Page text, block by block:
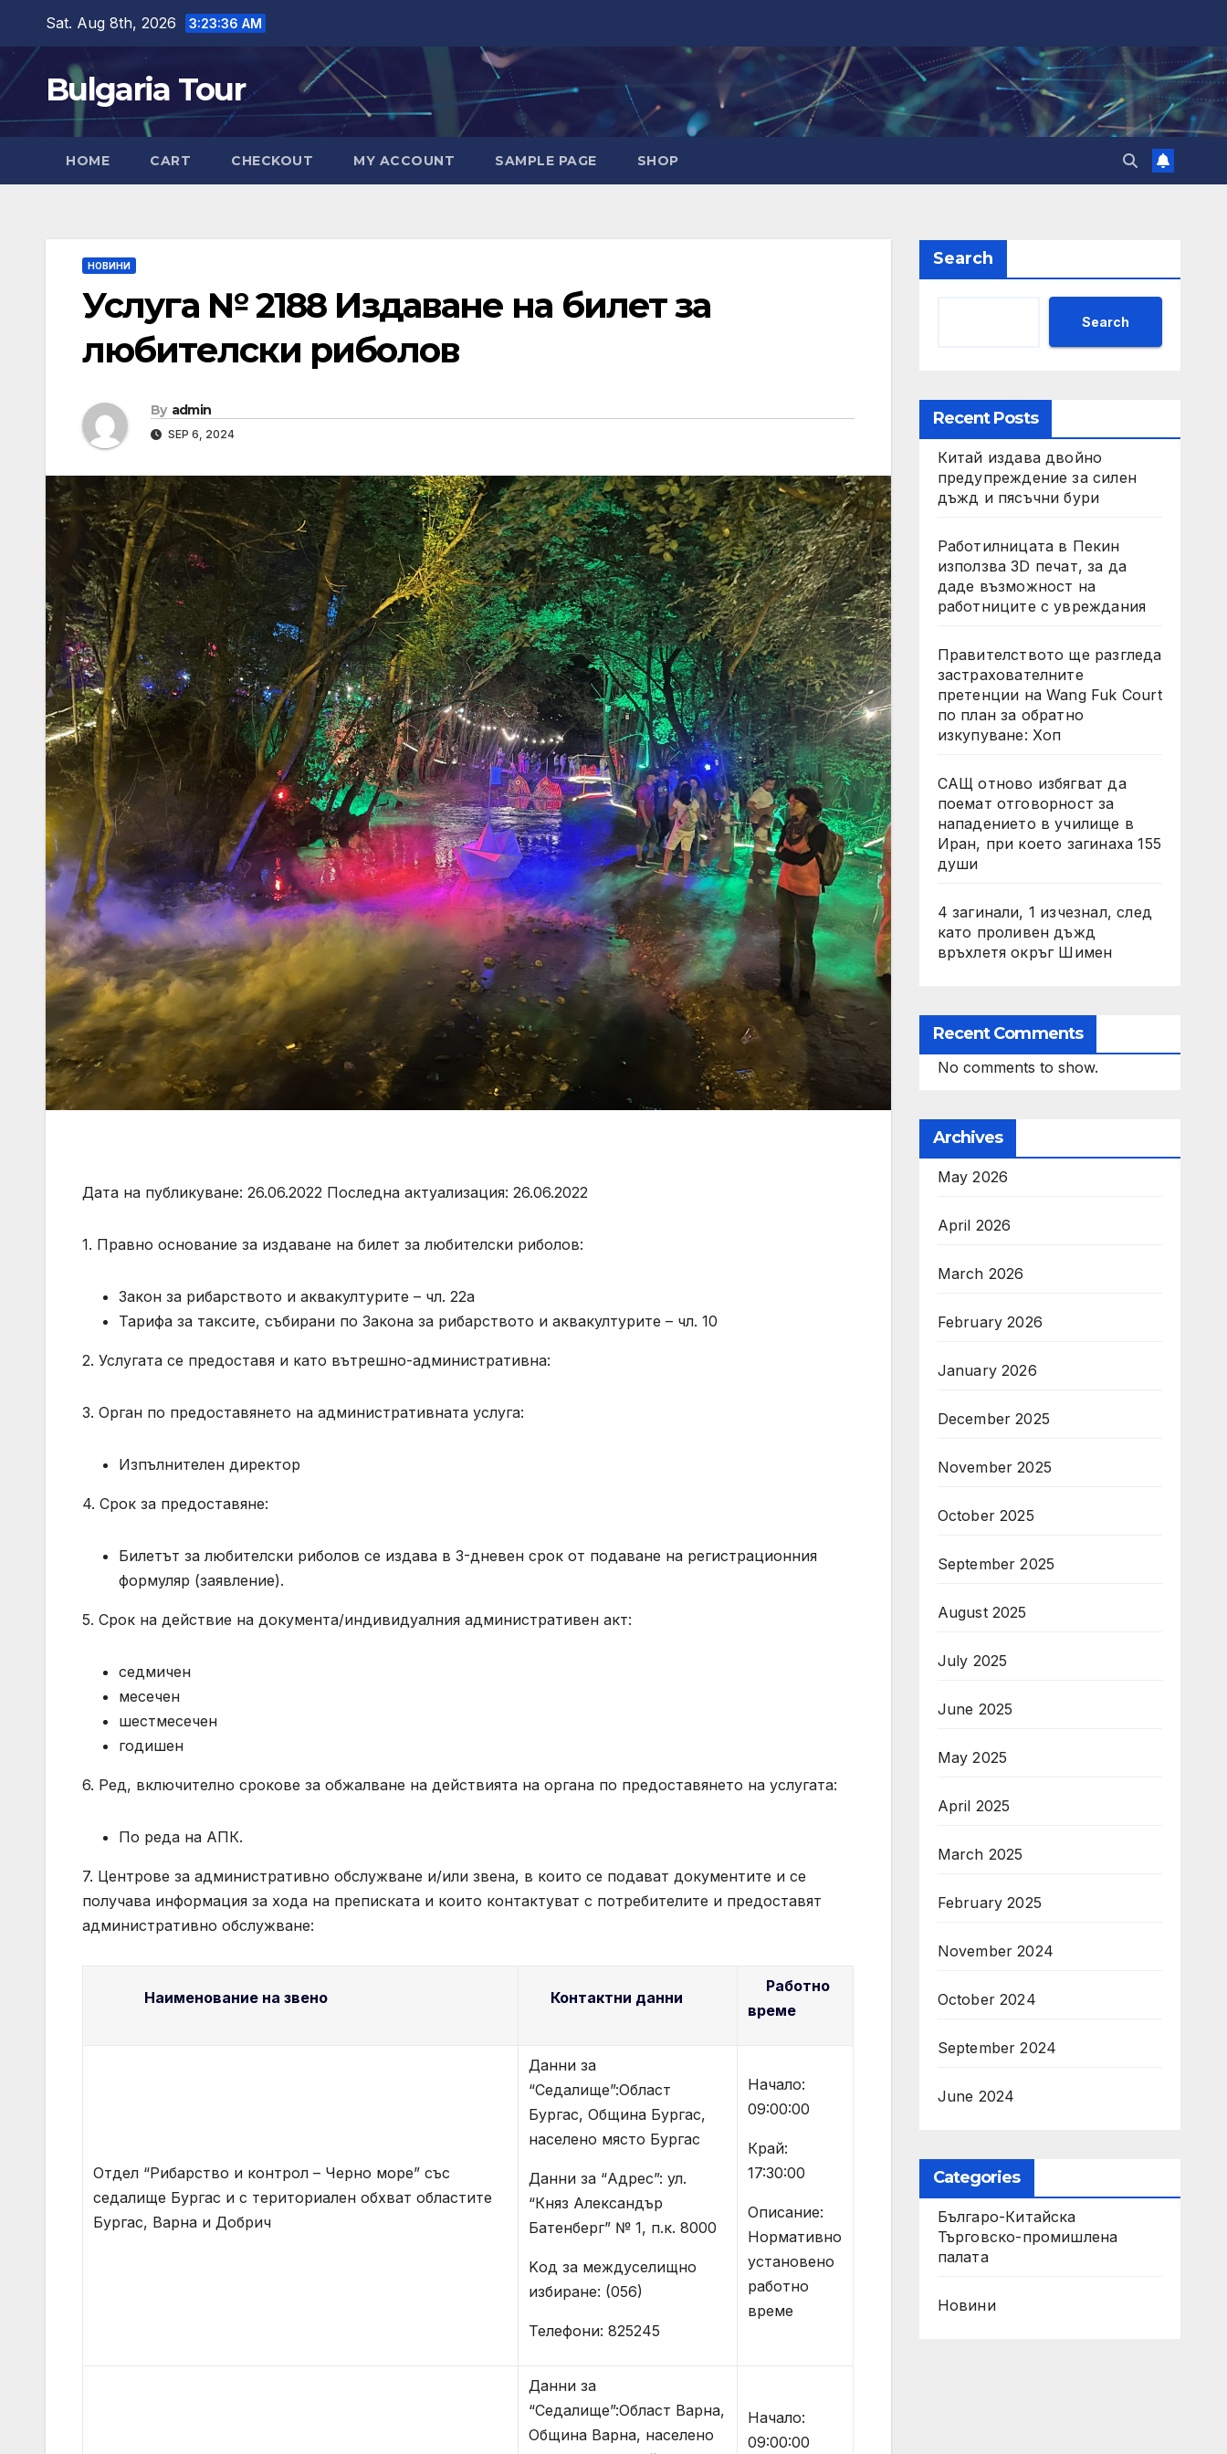
content
Sat. Aug 8th, 2026 3:23:38 AM
Bulgaria Tour
HOME CART CHECKOUT MY ACCOUNT SAMPLE PAGE SHOP
НОВИНИ
Услуга № 2188 Издаване на билет за
любителски риболов
By admin
SEP 6, 2024
Дата на публикуване: 26.06.2022 Последна актуализация: 26.06.2022
1. Правно основание за издаване на билет за любителски риболов:
Закон за рибарството и аквакултурите – чл. 22а
Тарифа за таксите, събирани по Закона за рибарството и аквакултурите – чл. 10
2. Услугата се предоставя и като вътрешно-административна:
3. Орган по предоставянето на административната услуга:
Изпълнителен директор
4. Срок за предоставяне:
Билетът за любителски риболов се издава в 3-дневен срок от подаване на регистрационния
формуляр (заявление).
5. Срок на действие на документа/индивидуалния административен акт:
седмичен
месечен
шестмесечен
годишен
6. Ред, включително срокове за обжалване на действията на органа по предоставянето на услугата:
По реда на АПК.
7. Центрове за административно обслужване и/или звена, в които се подават документите и се
получава информация за хода на преписката и които контактуват с потребителите и предоставят
административно обслужване:
Наименование на звено Контактни данни
Работно
време
Отдел “Рибарство и контрол – Черно море” със
седалище Бургас и с териториален обхват областите
Бургас, Варна и Добрич
Данни за
“Седалище”:Област
Бургас, Община Бургас,
населено място Бургас
Данни за “Адрес”: ул.
“Княз Александър
Батенберг” № 1, п.к. 8000
Kод за междуселищно
избиране: (056)
Телефони: 825245
Начало:
09:00:00
Край:
17:30:00
Описание:
Нормативно
установено
работно
време
Данни за
“Седалище”:Област Варна,
Община Варна, населено
Начало:
09:00:00
Search
Search
Recent Posts
Китай издава двойно
предупреждение за силен
дъжд и пясъчни бури
Работилницата в Пекин
използва 3D печат, за да
даде възможност на
работниците с увреждания
Правителството ще разгледа
застрахователните
претенции на Wang Fuk Court
по план за обратно
изкупуване: Хоп
САЩ отново избягват да
поемат отговорност за
нападението в училище в
Иран, при което загинаха 155
души
4 загинали, 1 изчезнал, след
като проливен дъжд
връхлетя окръг Шимен
Recent Comments
No comments to show.
Archives
May 2026
April 2026
March 2026
February 2026
January 2026
December 2025
November 2025
October 2025
September 2025
August 2025
July 2025
June 2025
May 2025
April 2025
March 2025
February 2025
November 2024
October 2024
September 2024
June 2024
Categories
Българо-Китайска
Търговско-промишлена
палaта
Новини